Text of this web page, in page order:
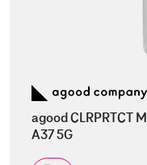
agood CLRPRTCT
A37 5G